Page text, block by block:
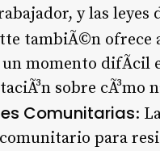
y las leyes
tambiÃ©n ofrece
momento difÃ­cil
sobre cÃ³mo
Comunitarias:
para